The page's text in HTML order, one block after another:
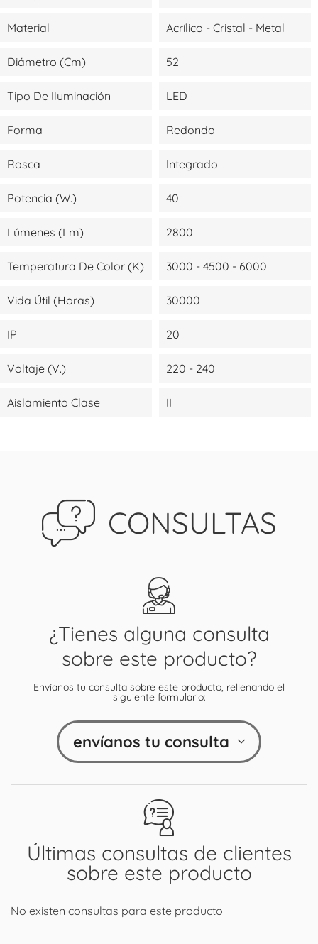
Material Acrílico - Cristal - Metal
Diámetro (cm) 52
Tipo De Iluminación LED
Forma Redondo
Rosca Integrado
Potencia (W.) 40
Lúmenes (lm) 2800
Temperatura De Color (K) 3000 - 4500 - 6000
Vida Útil (Horas) 30000
IP 20
Voltaje (V.) 220 - 240
Aislamiento Clase II
CONSULTAS
Últimas consultas de clientes
sobre este producto
No existen consultas para este producto
¿Tienes alguna consulta
sobre este producto?
Envíanos tu consulta sobre este producto, rellenando el
siguiente formulario:
envíanos tu consulta